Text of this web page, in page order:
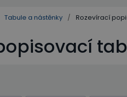
Tabule a nástěnky / Rozevírací